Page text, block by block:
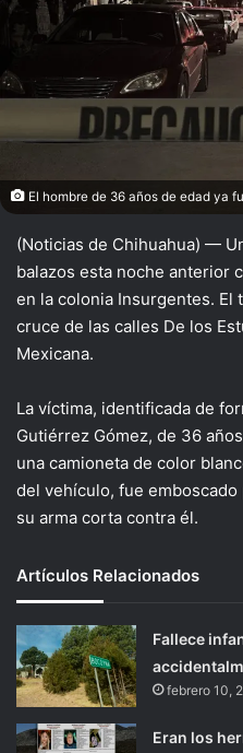
El hombre de 36 años de edad ya
(Noticias de Chihuahua) —
balazos esta noche anterior
en la colonia Insurgentes.
cruce de las calles De los
Mexicana.
La víctima, identificada de
Gutiérrez Gómez, de 36
una camioneta de color
del vehículo, fue
su arma corta contra él.
Artículos Relacionados
Fallece
febrero 10,
Eran los